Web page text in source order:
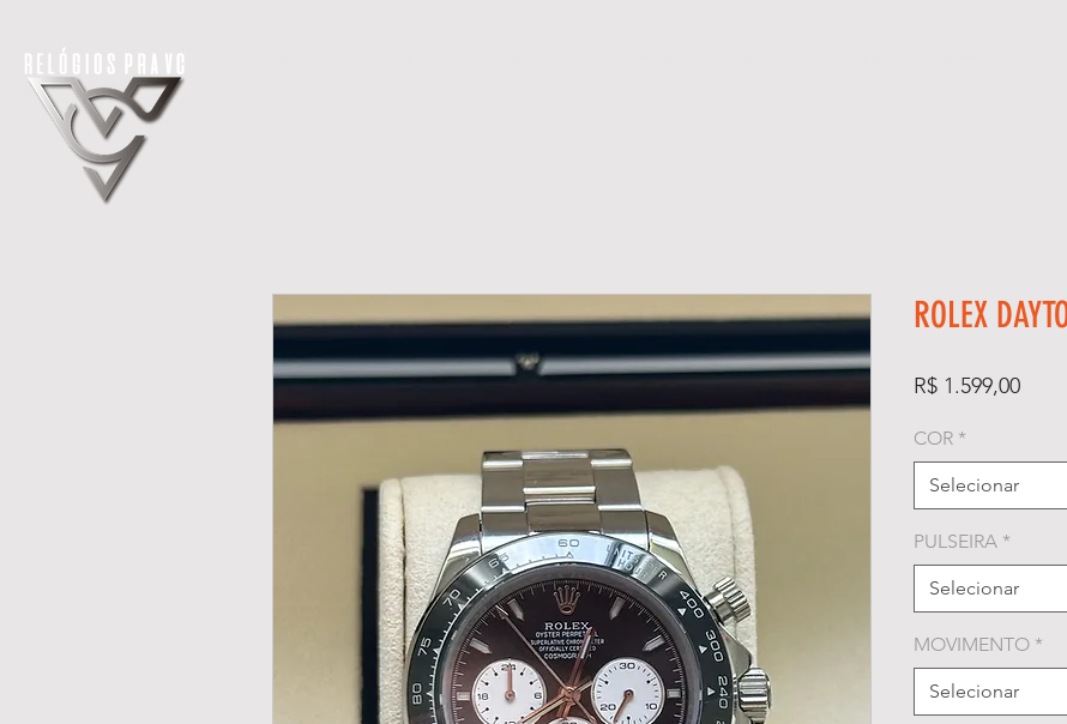
ROLEX
R$ 1.599,00Preço
COR *
Selecionar
PULSEIRA *
Selecionar
MOVIMENTO *
Selecionar